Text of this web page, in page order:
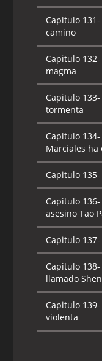
Capitulo 131-
camino
Capitulo 132-
magma
Capitulo 133-
tormenta
Capitulo 134-
Marciales ha
Capitulo 135-
Capitulo 136-
asesino Tao
Capitulo 137-
Capitulo 138-
llamado Shen
Capitulo 139-
violenta